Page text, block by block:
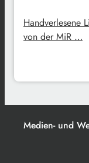
Handverlesene
von der MiR …
Medien- und